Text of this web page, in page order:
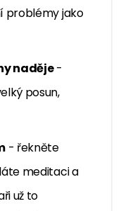
problémy jako
naděje-
posun,
- řekněte
meditaci a
už to